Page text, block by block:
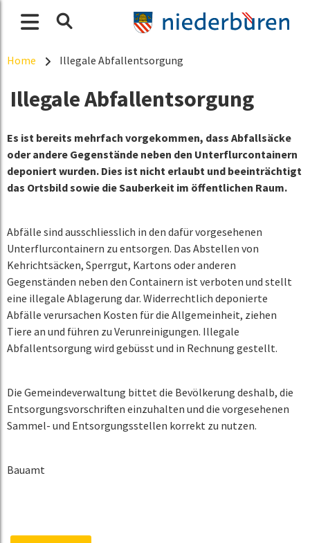
Home Illegale Abfallentsorgung
Illegale Abfallentsorgung
Es ist bereits mehrfach vorgekommen, dass Abfallsäcke
oder andere Gegenstände neben den Unterflurcontainern
deponiert wurden. Dies ist nicht erlaubt und beeinträchtigt
das Ortsbild sowie die Sauberkeit im öffentlichen Raum.
Abfälle sind ausschliesslich in den dafür vorgesehenen
Unterflurcontainern zu entsorgen. Das Abstellen von
Kehrichtsäcken, Sperrgut, Kartons oder anderen
Gegenständen neben den Containern ist verboten und stellt
eine illegale Ablagerung dar. Widerrechtlich deponierte
Abfälle verursachen Kosten für die Allgemeinheit, ziehen
Tiere an und führen zu Verunreinigungen. Illegale
Abfallentsorgung wird gebüsst und in Rechnung gestellt.
Die Gemeindeverwaltung bittet die Bevölkerung deshalb, die
Entsorgungsvorschriften einzuhalten und die vorgesehenen
Sammel- und Entsorgungsstellen korrekt zu nutzen.
Bauamt